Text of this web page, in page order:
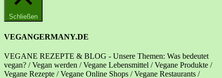
Schließen
VEGANGERMANY.DE
VEGANE REZEPTE & BLOG - Unsere Themen: Was bedeutet
vegan? / Vegan werden / Vegane Lebensmittel / Vegane Produkte /
Vegane Rezepte / Vegane Online Shops / Vegane Restaurants /